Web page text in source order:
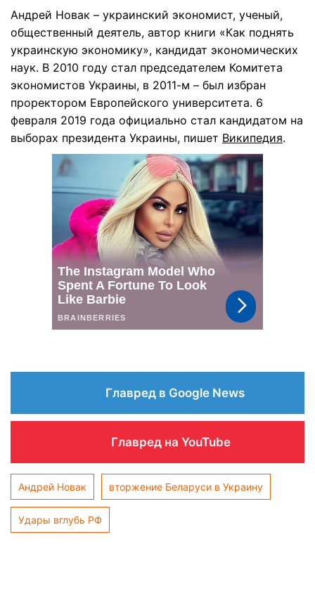
Андрей Новак – украинский экономист, ученый,
общественный деятель, автор книги «Как поднять
украинскую экономику», кандидат экономических
наук. В 2010 году стал председателем Комитета
экономистов Украины, в 2011-м – был избран
проректором Европейского университета. 6
февраля 2019 года официально стал кандидатом на
выборах президента Украины, пишет Википедия.
Главред в Google News
Главред на YouTube
Андрей Новак вторжение Беларуси в Украину
Удары вглубь РФ